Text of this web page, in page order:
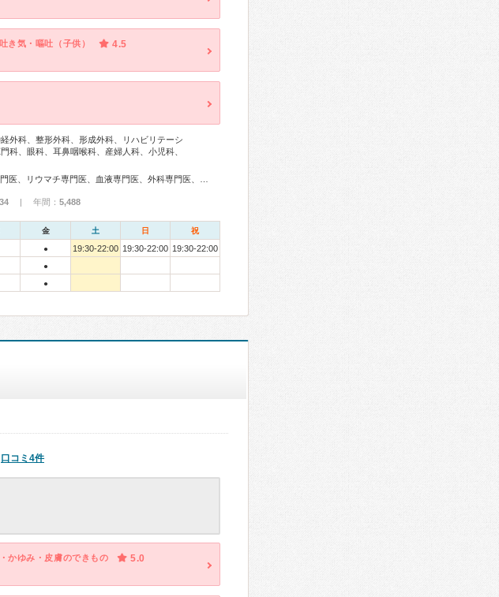
き気・嘔吐（子供） 4.5
外科、整形外科、形成外科、リハビリテーシ
科、眼科、耳鼻咽喉科、産婦人科、小児科、
| 年間： 5,488
金 土 日 祝
● 19:30-22:00 19:30-22:00 19:30-22:00
●
●
口コミ4件
かゆみ・皮膚のできもの 5.0